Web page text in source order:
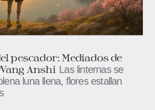
pescador: Mediados de
Anshi Las linternas se
luna llena, flores estallan